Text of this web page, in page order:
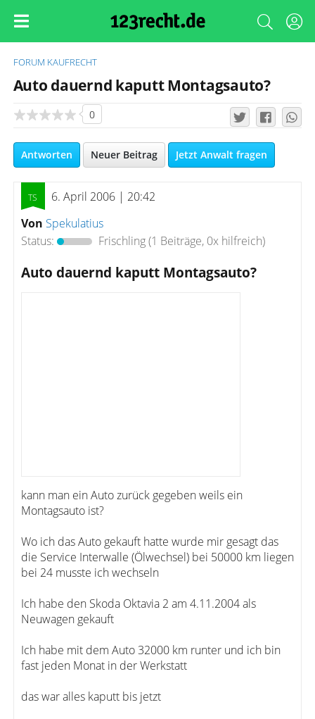
FORUM KAUFRECHT
Auto dauernd kaputt Montagsauto?
0
Antworten Neuer Beitrag Jetzt Anwalt fragen
6. April 2006 | 20:42
Von Spekulatius
Status:
Frischling(1 Beiträge, 0x hilfreich)
Auto dauernd kaputt Montagsauto?
kann man ein Auto zurück gegeben weils ein
Montagsauto ist?
Wo ich das Auto gekauft hatte wurde mir gesagt das
die Service Interwalle (Ölwechsel) bei 50000 km liegen
bei 24 musste ich wechseln
Ich habe den Skoda Oktavia 2 am 4.11.2004 als
Neuwagen gekauft
Ich habe mit dem Auto 32000 km runter und ich bin
fast jeden Monat in der Werkstatt
das war alles kaputt bis jetzt